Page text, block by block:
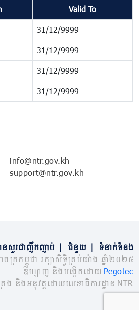
Valid To
31/12/9999
31/12/9999
31/12/9999
31/12/9999
info@ntr.gov.kh
support@ntr.gov.kh
នសួរជាញឹកញាប់ ជំនួយ
ទំនាក់ទំនង
ក្រកម្ពុជា រក្សាសិទ្ធិគ្រប់យ៉ាង ឆ្នាំ២០២៥
ឌីហ្សាញ និងបង្កើតដោយ Pegotec
រង និងអនុវត្តដោយលេខាធិការដ្ឋាន NTR